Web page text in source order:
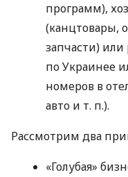
программ),
(канцтовары,
запчасти)
по Украинее
номеров в
авто и т. п.).
Рассмотрим два
«Голубая»